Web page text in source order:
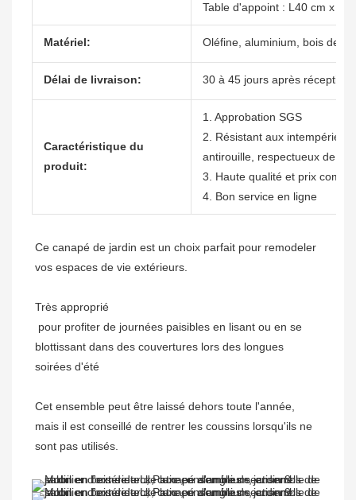
Table d'appoint : L40 cm x
Matériel: Oléfine, aluminium, bois de
Délai de livraison: 30 à 45 jours après réception
Caractéristique du
produit:
1. Approbation SGS
2. Résistant aux intempéries,
antirouille, respectueux de
3. Haute qualité et prix
4. Bon service en ligne
Ce canapé de jardin est un choix parfait pour remodeler
blottissant dans des couvertures lors des longues
Cet ensemble peut être laissé dehors toute l'année,
mais il est conseillé de rentrer les coussins lorsqu'ils ne